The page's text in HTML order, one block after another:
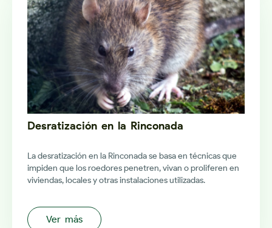
Desratización en la Rinconada
La desratización en la Rinconada se basa en técnicas que
impiden que los roedores penetren, vivan o proliferen en
viviendas, locales y otras instalaciones utilizadas.
Ver más